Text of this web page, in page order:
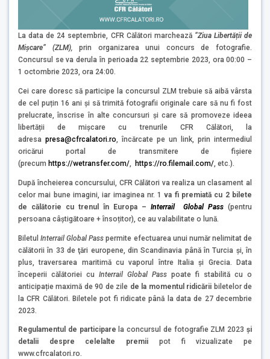
La data de 24 septembrie, CFR Călători marchează “Ziua Libertății de
Mișcare” (ZLM),prin organizarea unui concurs de fotografie.
Concursul se va derula în perioada 22 septembrie 2023, ora 00:00 –
1 octombrie 2023, ora 24:00.
Cei care doresc să participe la concursul ZLM trebuie să aibă vârsta
de cel puțin 16 ani și să trimită fotografii originale care să nu fi fost
prelucrate, înscrise în alte concursuri și care să promoveze ideea
libertății de mișcare cu trenurile CFR Călători, la
adresa presa@cfrcalatori.ro, încărcate pe un link, prin intermediul
oricărui portal de transmitere de fişiere
(precum https://wetransfer.com/, https://ro.filemail.com/, etc.).
După încheierea concursului, CFR Călători va realiza un clasament al
celor mai bune imagini, iar imaginea nr. 1va fi premiată cu 2 bilete
de călătorie cu trenul în Europa – Interrail Global Pass (pentru
persoana câștigătoare + însoțitor), ce au valabilitate o lună.
BiletulInterrail Global Pass permite efectuarea unui număr nelimitat de
călătorii în 33 de ţări europene, din Scandinavia până în Turcia şi, în
plus, traversarea maritimă cu vaporul între Italia şi Grecia. Data
începerii călătoriei cu Interrail Global Pass poate fi stabilită cu o
anticipație maximă de 90 de zile de la momentul ridicării biletelor de
la CFR Călători. Biletele pot fi ridicate până la data de 27 decembrie
2023.
Regulamentul de participare la concursul de fotografie ZLM 2023şi
detalii despre celelalte premii pot fi vizualizate pe
www.cfrcalatori.ro.